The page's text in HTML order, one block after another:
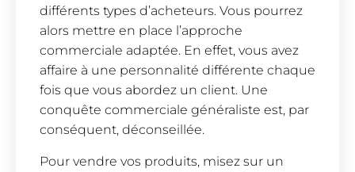
différents types d’acheteurs. Vous pourrez
alors mettre en place l’approche
commerciale adaptée. En effet, vous avez
affaire à une personnalité différente chaque
fois que vous abordez un client. Une
conquête commerciale généraliste est, par
conséquent, déconseillée.
Pour vendre vos produits, misez sur un